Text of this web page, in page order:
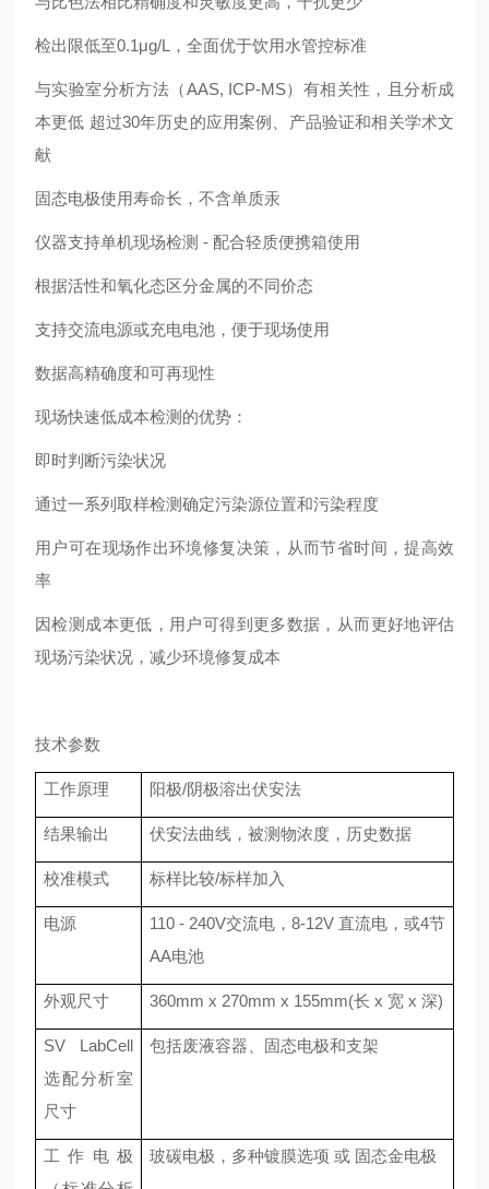
检出限低至0.1μg/L，全面优于饮用水管控标准
与实验室分析方法（AAS, ICP-MS）有相关性，且分析成
本更低 超过30年历史的应用案例、产品验证和相关学术文
献
固态电极使用寿命长，不含单质汞
仪器支持单机现场检测 - 配合轻质便携箱使用
根据活性和氧化态区分金属的不同价态
支持交流电源或充电电池，便于现场使用
数据高精确度和可再现性
现场快速低成本检测的优势：
即时判断污染状况
通过一系列取样检测确定污染源位置和污染程度
用户可在现场作出环境修复决策，从而节省时间，提高效
率
因检测成本更低，用户可得到更多数据，从而更好地评估
现场污染状况，减少环境修复成本
技术参数
工作原理 阳极/阴极溶出伏安法
结果输出 伏安法曲线，被测物浓度，历史数据
校准模式 标样比较/标样加入
电源
110 - 240V交流电，8-12V 直流电，或4节
AA电池
外观尺寸 360mm x 270mm x 155mm(长 x 宽 x 深)
SV LabCell
选配分析室
尺寸
包括废液容器、固态电极和支架
工作电极
玻碳电极，多种镀膜选项 或 固态金电极